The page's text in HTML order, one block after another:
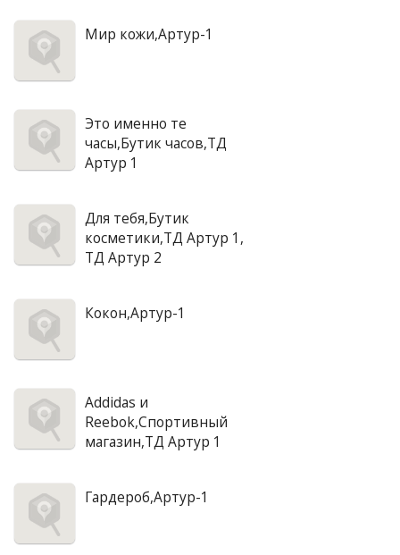
Мир кожи,Артур-1
Это именно те
часы,Бутик часов,ТД
Артур 1
Для тебя,Бутик
косметики,ТД Артур 1,
ТД Артур 2
Кокон,Артур-1
Addidas и
Reebok,Спортивный
магазин,ТД Артур 1
Гардероб,Артур-1